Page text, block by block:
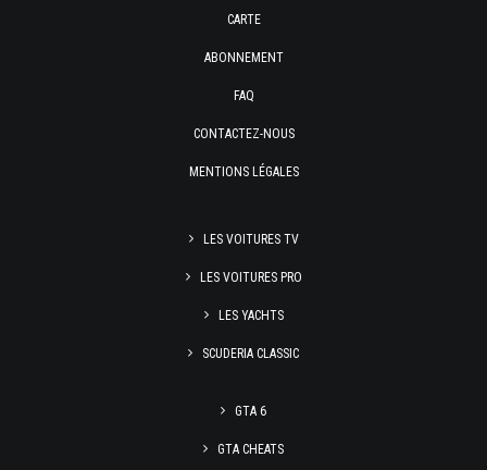
CARTE
ABONNEMENT
FAQ
CONTACTEZ-NOUS
MENTIONS LÉGALES
LES VOITURES TV
LES VOITURES PRO
LES YACHTS
SCUDERIA CLASSIC
GTA 6
GTA CHEATS